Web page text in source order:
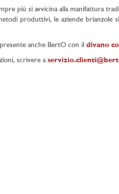
più si avvicina alla manifattura
produttivi, le aziende brianzole
anche BertO con il divano
scrivere a